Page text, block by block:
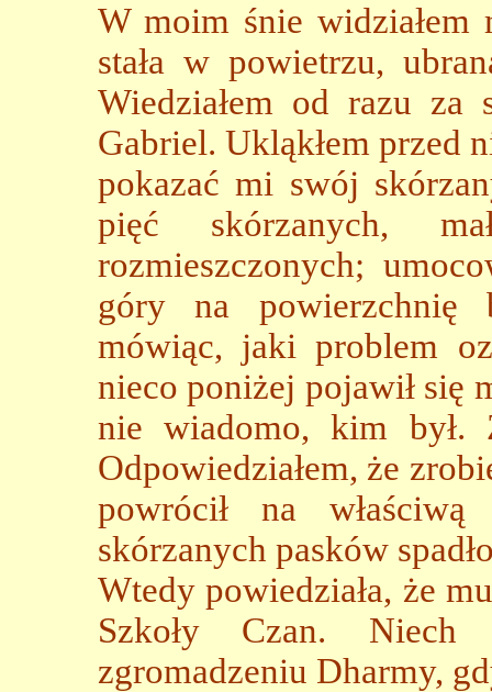
W moim śnie widziałem
stała w powietrzu,
Wiedziałem od razu za
Gabriel. Ukląkłem przed
pokazać mi swój
pięć skórzanych,
rozmieszczonych;
góry na powierzchnię
mówiąc, jaki problem
nieco poniżej pojawił się
nie wiadomo, kim był.
Odpowiedziałem, że
powrócił na
skórzanych pasków
Wtedy powiedziała, że
Szkoły Czan.
zgromadzeniu Dharmy,